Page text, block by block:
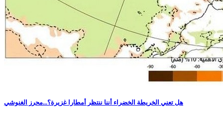
هل تعني الخريطة الخضراء أننا ننتظر أمطارا غزيرة؟...محرز الغنوشي